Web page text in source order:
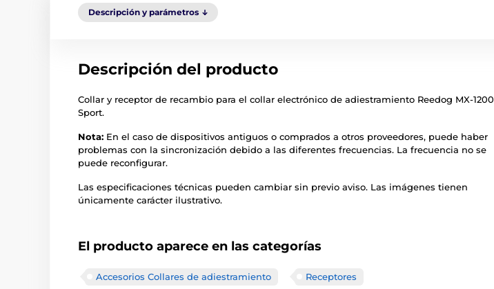
Descripción y parámetros
Descripción del producto
Collar y receptor de recambio para el collar electrónico de adiestramiento Reedog MX-1200
Sport.
Nota: En el caso de dispositivos antiguos o comprados a otros proveedores, puede haber
problemas con la sincronización debido a las diferentes frecuencias. La frecuencia no se
puede reconfigurar.
Las especificaciones técnicas pueden cambiar sin previo aviso. Las imágenes tienen
únicamente carácter ilustrativo.
El producto aparece en las categorías
Accesorios Collares de adiestramiento Receptores